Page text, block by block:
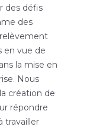
des défis
des
en vue de
la mise en
Nous
création de
répondre
travailler